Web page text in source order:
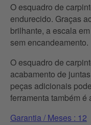
O esquadro de
endurecido. Graças
brilhante, a escala
sem encandeamento.
O esquadro de
acabamento de
peças adicionais
ferramenta também é
Garantia / Meses : 12